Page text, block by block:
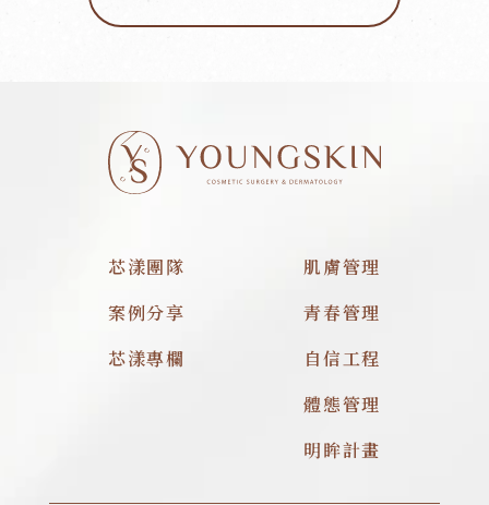
芯漾團隊
案例分享
芯漾專欄
肌膚管理
青春管理
自信工程
體態管理
明眸計畫